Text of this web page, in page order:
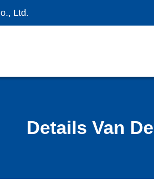
Ltd.
Details Van